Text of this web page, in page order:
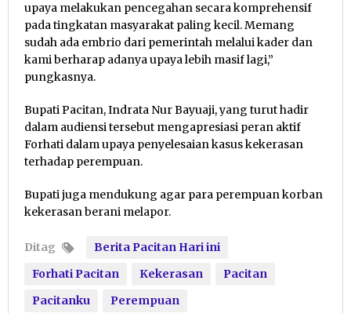
upaya melakukan pencegahan secara komprehensif
pada tingkatan masyarakat paling kecil. Memang
sudah ada embrio dari pemerintah melalui kader dan
kami berharap adanya upaya lebih masif lagi,”
pungkasnya.
Bupati Pacitan, Indrata Nur Bayuaji, yang turut hadir
dalam audiensi tersebut mengapresiasi peran aktif
Forhati dalam upaya penyelesaian kasus kekerasan
terhadap perempuan.
Bupati juga mendukung agar para perempuan korban
kekerasan berani melapor.
Ditag
Berita Pacitan Hari ini
Forhati Pacitan
Kekerasan
Pacitan
Pacitanku
Perempuan